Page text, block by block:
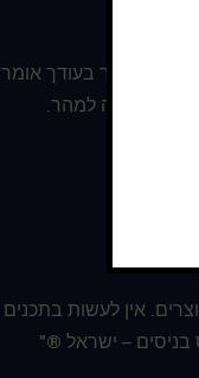
את עיניך בעודך
אין מה למהר.
אין לעשות
– ישראל ®"